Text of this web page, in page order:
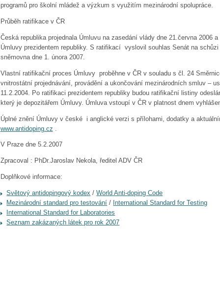
programů pro školní mládež a výzkum s využitím mezinárodní spolupráce.
Průběh ratifikace v ČR
Česká republika projednala Úmluvu na zasedání vlády dne 21.června 2006
Úmluvy prezidentem republiky. S ratifikací vyslovil souhlas Senát na
sněmovna dne 1. února 2007.
Vlastní ratifikační proces Úmluvy proběhne v ČR v souladu s čl. 24
vnitrostátní projednávání, provádění a ukončování mezinárodních smluv –
11.2.2004. Po ratifikaci prezidentem republiky budou ratifikační listiny
který je depozitářem Úmluvy. Úmluva vstoupí v ČR v platnost dnem
Úplné znění Úmluvy v české i anglické verzi s přílohami, dodatky a
www.antidoping.cz
V Praze dne 5.2.2007
Zpracoval : PhDr.Jaroslav Nekola, ředitel ADV ČR
Doplňkové informace:
Světový antidopingový kodex /World Anti-doping Code
Mezinárodní standard pro testování / International Standard for Testing
International Standard for Laboratories
Seznam zakázaných látek pro rok 2007